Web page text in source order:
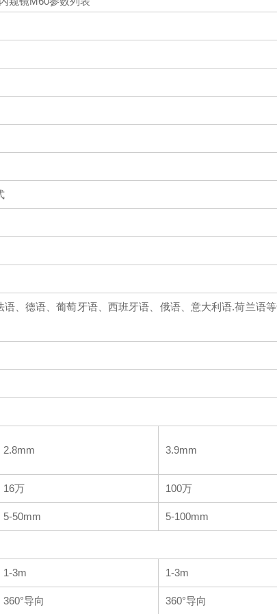
、德语、葡萄牙语、西班牙语、俄语、意大利语.荷兰语
2.8mm 3.9mm
16万 100万
5-50mm 5-100mm
1-3m 1-3m
360°导向 360°导向